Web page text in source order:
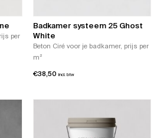
per
Badkamer systeem 25 Ghost
White
Beton Ciré voor je badkamer, prijs per
m²
€38,50 incl. btw